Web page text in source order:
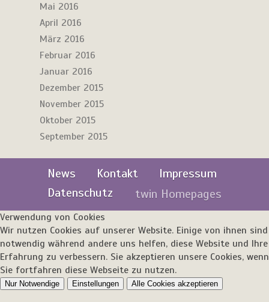
Mai 2016
April 2016
März 2016
Februar 2016
Januar 2016
Dezember 2015
November 2015
Oktober 2015
September 2015
News Kontakt
Impressum
Datenschutz
twin Homepages
Verwendung von Cookies
Wir nutzen Cookies auf unserer Website. Einige von ihnen sind
notwendig während andere uns helfen, diese Website und Ihre
Erfahrung zu verbessern. Sie akzeptieren unsere Cookies, wenn
Sie fortfahren diese Webseite zu nutzen.
Nur Notwendige Einstellungen Alle Cookies akzeptieren